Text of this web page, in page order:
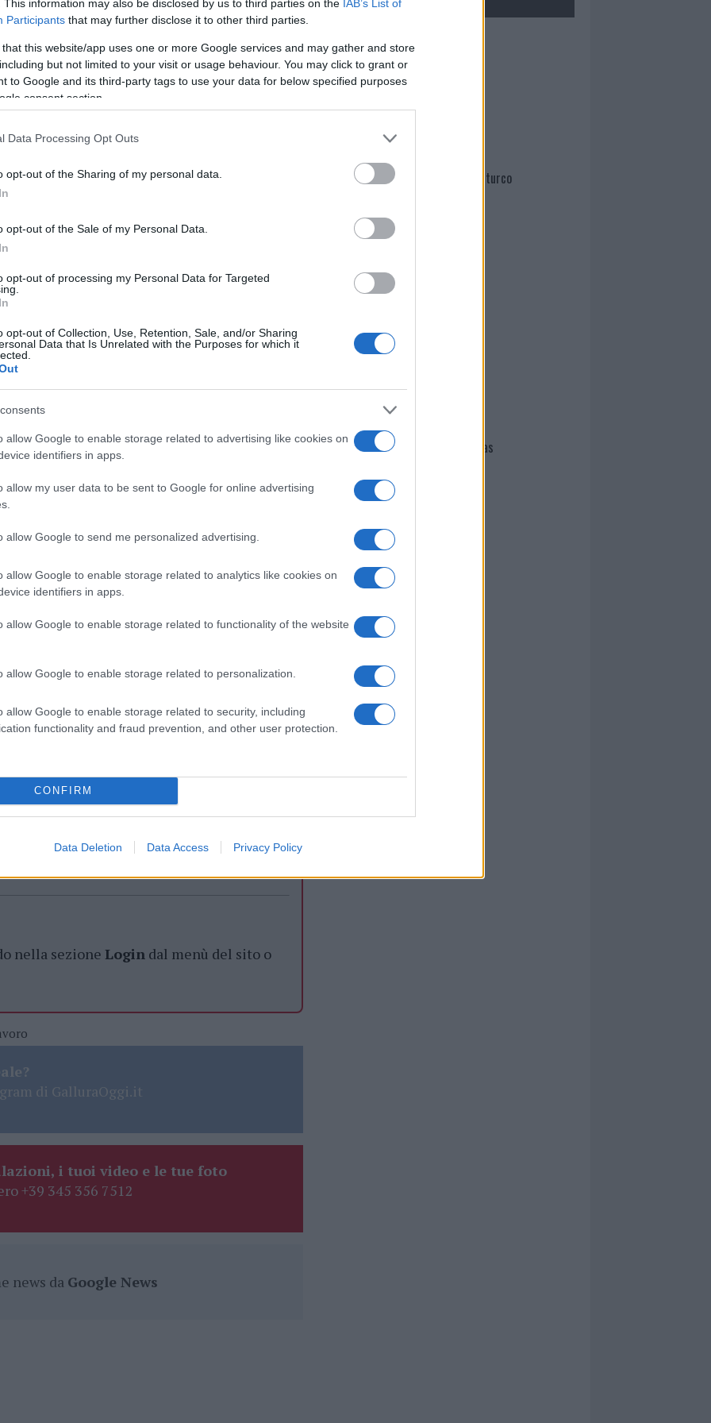
This information may also be disclosed by us to third parties on the IAB’s List of
Participants that may further disclose it to other third parties.
that this website/app uses one or more Google services and may gather and store
but not limited to your visit or usage behaviour. You may click to grant or
to Google and its third-party tags to use your data for below specified purposes
consent section.
Data Processing Opt Outs
opt-out of the Sharing of my personal data.
opt-out of the Sale of my Personal Data.
opt-out of processing my Personal Data for Targeted
opt-out of Collection, Use, Retention, Sale, and/or Sharing
Data that Is Unrelated with the Purposes for which it
allow Google to enable storage related to advertising like cookies on
identifiers in apps.
allow my user data to be sent to Google for online advertising
allow Google to send me personalized advertising.
allow Google to enable storage related to analytics like cookies on
identifiers in apps.
allow Google to enable storage related to functionality of the website
allow Google to enable storage related to personalization.
allow Google to enable storage related to security, including
functionality and fraud prevention, and other user protection.
CONFIRM
Data Deletion Data Access Privacy Policy
di pericolosi sarebbe potuta limitare
prevenzione
della prevenzione, individuato e nominato
il corso. Egli è tenuto a seguire il
del corso RSPP. Ovviamente tutte le spese
spettano al datore di lavoro, che è tenuto
di un responsabile in un gruppo ben
vale a dire quello del
temi come la prevenzione dei rischi e gli
i danni mentre si lavora. Conseguito
stabilire se proseguire con il modulo
corso avanzato che ha una durata di 48 ore.
il corso RSPP modulo C deve essere seguito
il ruolo di responsabile della sicurezza sul
corso risulti effettivamente comprovata, è
apposito attestato, rilasciato al termine del
la necessaria formazionein
dei pericoli che potrebbero mettere a
quali opuscoli e cartelloni, ma anche la
delle mansioni del personale e le
i lavoratori.
per gli altri moduli, vengono erogati da
formazione in materia di sicurezza sul
altamente qualificati mette a
per offrire servizi e consulenze. La
realtà, grazie all’erogazione di corsi in
dei clienti. Uno dei punti di forza di
di e-learning, con un assortimento
nella sezione Login dal menù del sito o
di GalluraOggi.it
i tuoi video e le tue foto
+39 345 356 7512
news da Google News
Mario Malu
Paolo Pinna
Martina Agostina Diturco
Giovannimaria Cabras